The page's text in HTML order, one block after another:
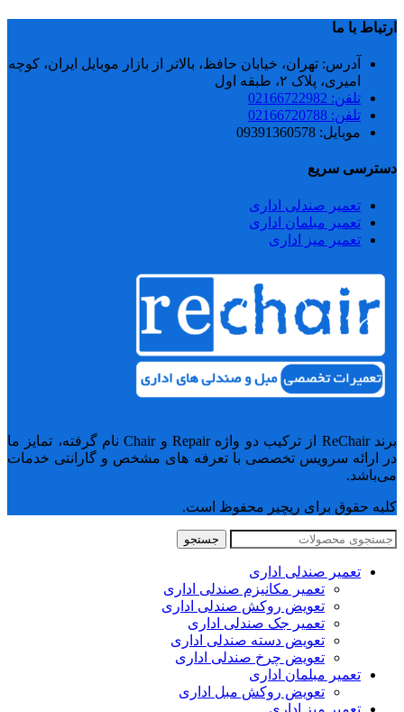
ارتباط با ما
آدرس: تهران، خیابان حافظ، بالاتر از بازار موبایل ایران، کوچه
امیری، پلاک ۲، طبقه اول
تلفن: 02166722982
تلفن: 02166720788
موبایل: 09391360578
دسترسی سریع
تعمیر صندلی اداری
تعمیر مبلمان اداری
تعمیر میز اداری
برند ReChair از ترکیب دو واژه Repair و Chair نام گرفته، تمایز ما
در ارائه سرویس تخصصی با تعرفه های مشخص و گارانتی خدمات
می‌باشد.
کلیه حقوق برای ریچیر محفوظ است.
جستجو
تعمیر صندلی اداری
تعمیر مکانیزم صندلی اداری
تعویض روکش صندلی اداری
تعمیر جک صندلی اداری
تعویض دسته صندلی اداری
تعویض چرخ صندلی اداری
تعمیر مبلمان اداری
تعویض روکش مبل اداری
تعمیر میز اداری